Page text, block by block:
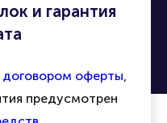
и гарантия
договором оферты,
предусмотрен